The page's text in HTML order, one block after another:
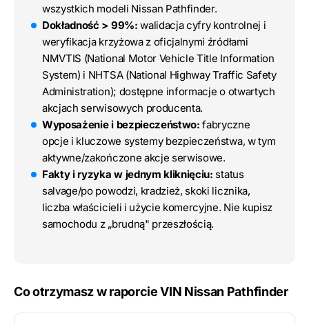
wszystkich modeli Nissan Pathfinder.
Dokładność > 99%: walidacja cyfry kontrolnej i
weryfikacja krzyżowa z oficjalnymi źródłami
NMVTIS (National Motor Vehicle Title Information
System) i NHTSA (National Highway Traffic Safety
Administration); dostępne informacje o otwartych
akcjach serwisowych producenta.
Wyposażenie i bezpieczeństwo: fabryczne
opcje i kluczowe systemy bezpieczeństwa, w tym
aktywne/zakończone akcje serwisowe.
Fakty i ryzyka w jednym kliknięciu: status
salvage/po powodzi, kradzież, skoki licznika,
liczba właścicieli i użycie komercyjne. Nie kupisz
samochodu z „brudną" przeszłością.
Co otrzymasz w raporcie VIN Nissan Pathfinder